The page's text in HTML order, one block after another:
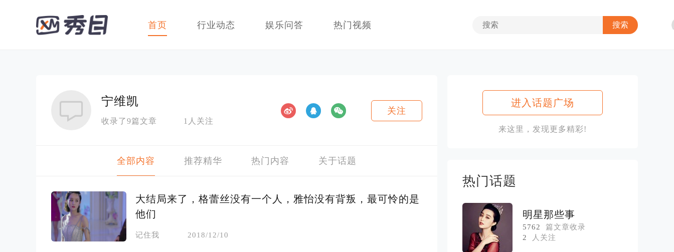
首页 行业动态 娱乐问答 热门视频
宁维凯
收录了9篇文章 1人关注
关注
全部内容 推荐精华 热门内容 关于话题
大结局来了，格蕾丝没有一个人，雅怡没有背叛，最可怜的是
他们
记住我 2018/12/10
进入话题广场
来这里，发现更多精彩!
热门话题
明星那些事
5762
篇文章收录
2
人关注